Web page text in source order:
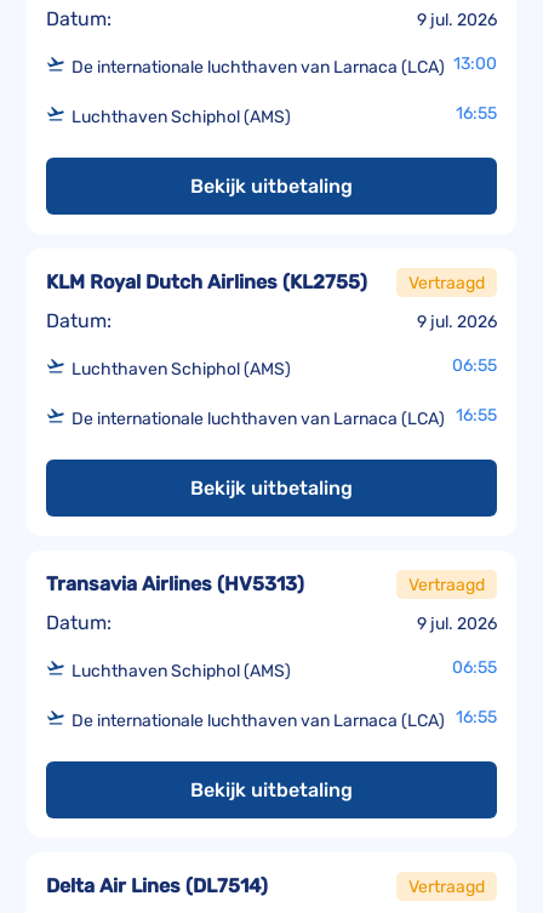
Datum: 9 jul. 2026
De internationale luchthaven van Larnaca (LCA) 13:00
Luchthaven Schiphol (AMS) 16:55
Bekijk uitbetaling
Datum: 9 jul. 2026
KLM Royal Dutch Airlines (KL2755) Vertraagd
Luchthaven Schiphol (AMS) 06:55
De internationale luchthaven van Larnaca (LCA) 16:55
Bekijk uitbetaling
Datum: 9 jul. 2026
Transavia Airlines (HV5313) Vertraagd
Luchthaven Schiphol (AMS) 06:55
De internationale luchthaven van Larnaca (LCA) 16:55
Bekijk uitbetaling
Delta Air Lines (DL7514) Vertraagd